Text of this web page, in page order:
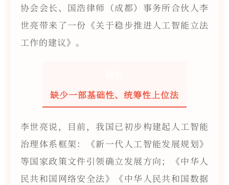
协会会长、国浩律师（成都）事务所合伙人李
世亮带来了一份《关于稳步推进人工智能立法
工作的建议》。
缺少一部基础性、统筹性上位法
李世亮说，目前，我国已初步构建起人工智能
治理体系框架：《新一代人工智能发展规划》
等国家政策文件引领确立发展方向；《中华人
民共和国网络安全法》《中华人民共和国数据